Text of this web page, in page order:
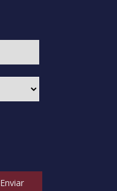
Enviar